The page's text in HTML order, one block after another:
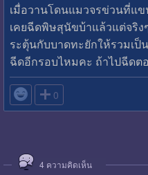
เมื่อวานโดนแมวจรข่วนที่แ
เคยฉีดพิษสุนัขบ้าแล้วแต่จริ
ระตุ้นกับบาดทะยักให้รวมเป็
ฉีดอีกรอบไหมคะ ถ้าไปฉีดต
 0
4 ความคิดเห็น